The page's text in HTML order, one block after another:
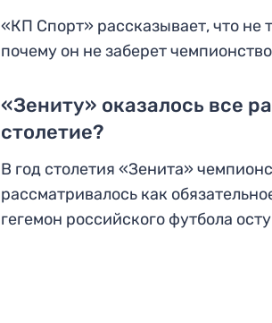
«КП Спорт» рассказывает, что не
почему он не заберет
«Зениту» оказалось все
столетие?
В год столетия «Зенита»
рассматривалось как
гегемон российского футбола